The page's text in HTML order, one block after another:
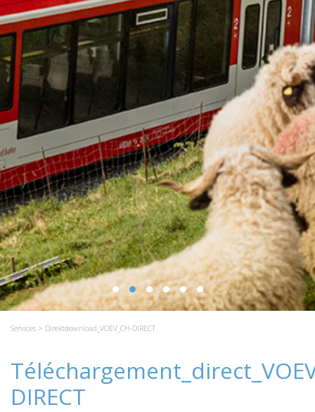
Services > Direktdownload_VOEV_CH-DIRECT
DIRECT